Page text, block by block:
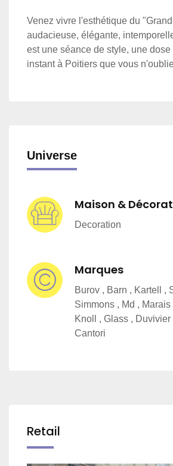
Venez vivre l'esthétique du
audacieuse, élégante,
est une séance de style, une
instant à Poitiers que vous
Universe
Maison &
Decoration
Marques
Burov , Barn , Kartell ,
Simmons , Md ,
Knoll , Glass , Duvivier
Cantori
Retail